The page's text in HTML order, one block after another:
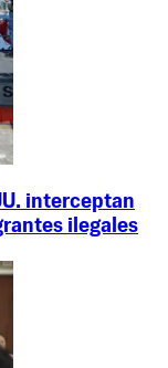
interceptan
ilegales